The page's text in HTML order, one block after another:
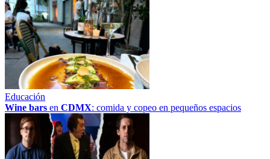
Educación
Wine bars en CDMX: comida y copeo en pequeños espacios